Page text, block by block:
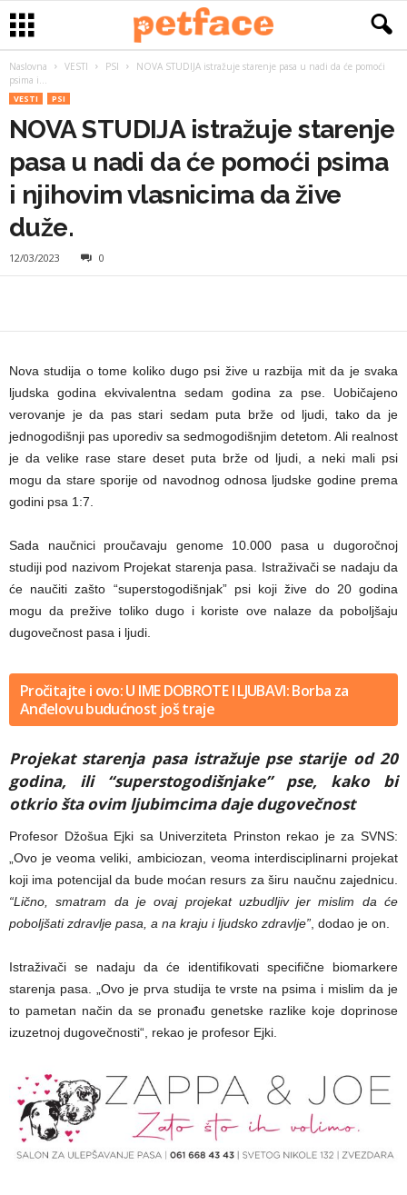
Naslovna VESTI PSI
NOVA STUDIJA istražuje starenje pasa u nadi da će pomoći
psima i...
VESTI PSI
NOVA STUDIJA istražuje starenje
pasa u nadi da će pomoći psima
i njihovim vlasnicima da žive
duže.
12/03/2023 0
Nova studija o tome koliko dugo psi žive u razbija mit da je svaka
ljudska godina ekvivalentna sedam godina za pse. Uobičajeno
verovanje je da pas stari sedam puta brže od ljudi, tako da je
jednogodišnji pas uporediv sa sedmogodišnjim detetom. Ali realnost
je da velike rase stare deset puta brže od ljudi, a neki mali psi
mogu da stare sporije od navodnog odnosa ljudske godine prema
godini psa 1:7.
Sada naučnici proučavaju genome 10.000 pasa u dugoročnoj
studiji pod nazivom Projekat starenja pasa. Istraživači se nadaju da
će naučiti zašto “superstogodišnjak” psi koji žive do 20 godina
mogu da prežive toliko dugo i koriste ove nalaze da poboljšaju
dugovečnost pasa i ljudi.
Pročitajte i ovo: U IME DOBROTE I LJUBAVI: Borba za
Anđelovu budućnost još traje
Projekat starenja pasa istražuje pse starije od 20
godina, ili “superstogodišnjake” pse, kako bi
otkrio šta ovim ljubimcima daje dugovečnost
Profesor Džošua Ejki sa Univerziteta Prinston rekao je za SVNS:
„Ovo je veoma veliki, ambiciozan, veoma interdisciplinarni projekat
koji ima potencijal da bude moćan resurs za širu naučnu zajednicu.
“Lično, smatram da je ovaj projekat uzbudljiv jer mislim da će
poboljšati zdravlje pasa, a na kraju i ljudsko zdravlje” , dodao je on.
Istraživači se nadaju da će identifikovati specifične biomarkere
starenja pasa. „Ovo je prva studija te vrste na psima i mislim da je
to pametan način da se pronađu genetske razlike koje doprinose
izuzetnoj dugovečnosti“, rekao je profesor Ejki.